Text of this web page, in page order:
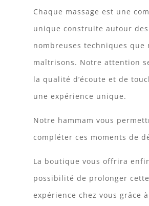
Chaque massage est une
unique construite autour des
nombreuses techniques que
maîtrisons. Notre attention
la qualité d’écoute et de
une expérience unique.
Notre hammam vous
compléter ces moments de
La boutique vous offrira
possibilité de prolonger
expérience chez vous grâce